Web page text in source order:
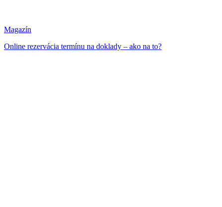
Magazín
Online rezervácia termínu na doklady – ako na to?